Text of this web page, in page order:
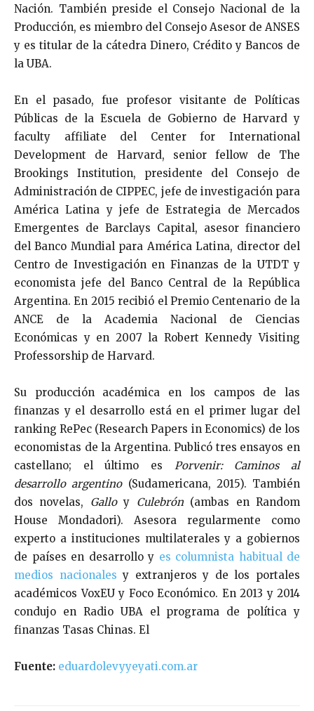
Nación. También preside el Consejo Nacional de la
Producción, es miembro del Consejo Asesor de ANSES
y es titular de la cátedra Dinero, Crédito y Bancos de
la UBA.
En el pasado, fue profesor visitante de Políticas
Públicas de la Escuela de Gobierno de Harvard y
faculty affiliate del Center for International
Development de Harvard, senior fellow de The
Brookings Institution, presidente del Consejo de
Administración de CIPPEC, jefe de investigación para
América Latina y jefe de Estrategia de Mercados
Emergentes de Barclays Capital, asesor financiero
del Banco Mundial para América Latina, director del
Centro de Investigación en Finanzas de la UTDT y
economista jefe del Banco Central de la República
Argentina. En 2015 recibió el Premio Centenario de la
ANCE de la Academia Nacional de Ciencias
Económicas y en 2007 la Robert Kennedy Visiting
Professorship de Harvard.
Su producción académica en los campos de las
finanzas y el desarrollo está en el primer lugar del
ranking RePec (Research Papers in Economics) de los
economistas de la Argentina. Publicó tres ensayos en
castellano; el último es Porvenir: Caminos al
desarrollo argentino(Sudamericana, 2015). También
dos novelas, Galloy Culebrón(ambas en Random
House Mondadori). Asesora regularmente como
experto a instituciones multilaterales y a gobiernos
de países en desarrollo y es columnista habitual de
medios nacionales y extranjeros y de los portales
académicos VoxEU y Foco Económico. En 2013 y 2014
condujo en Radio UBA el programa de política y
finanzas Tasas Chinas. El
Fuente: eduardolevyyeyati.com.ar